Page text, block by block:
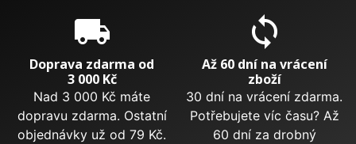
local_shipping
Doprava zdarma od
3 000 Kč
Nad 3 000 Kč máte
dopravu zdarma. Ostatní
objednávky už od 79 Kč.
sync
Až 60 dní na vrácení
zboží
30 dní na vrácení zdarma.
Potřebujete víc času? Až
60 dní za drobný